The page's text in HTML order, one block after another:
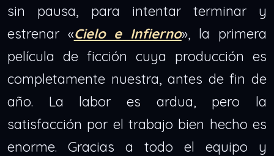
sin pausa, para intentar terminar y
estrenar «Cielo e Infierno», la primera
película de ficción cuya producción es
completamente nuestra, antes de fin de
año. La labor es ardua, pero la
satisfacción por el trabajo bien hecho es
enorme. Gracias a todo el equipo y